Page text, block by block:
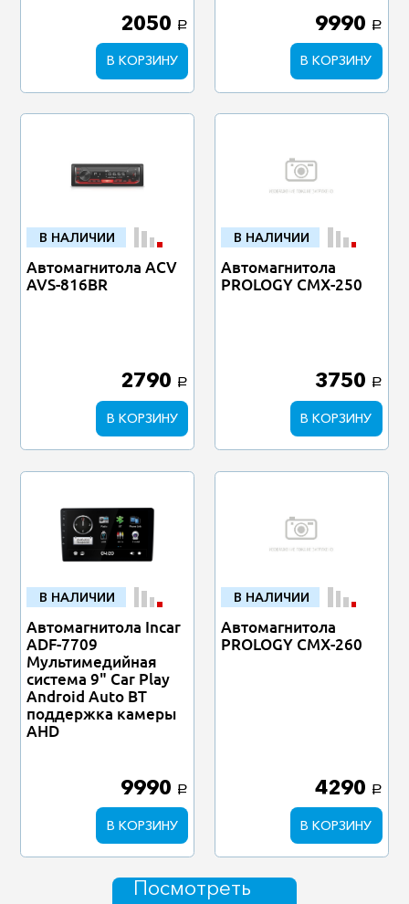
2050 a
В КОРЗИНУ
9990 a
В КОРЗИНУ
В НАЛИЧИИ
Автомагнитола ACV
AVS-816BR
2790 a
В КОРЗИНУ
В НАЛИЧИИ
Автомагнитола
PROLOGY CMX-250
3750 a
В КОРЗИНУ
В НАЛИЧИИ
Автомагнитола Incar
ADF-7709
Мультимедийная
система 9" Car Play
Android Auto BT
поддержка камеры
AHD
9990 a
В КОРЗИНУ
В НАЛИЧИИ
Автомагнитола
PROLOGY CMX-260
4290 a
В КОРЗИНУ
Посмотреть